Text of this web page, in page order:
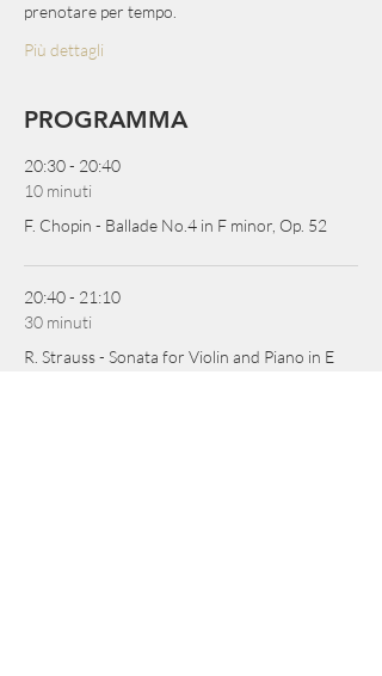
prenotare per tempo.
Più dettagli
PROGRAMMA
20:30 - 20:40
10 minuti
F. Chopin - Ballade No.4 in F minor, Op. 52
20:40 - 21:10
30 minuti
R. Strauss - Sonata for Violin and Piano in E